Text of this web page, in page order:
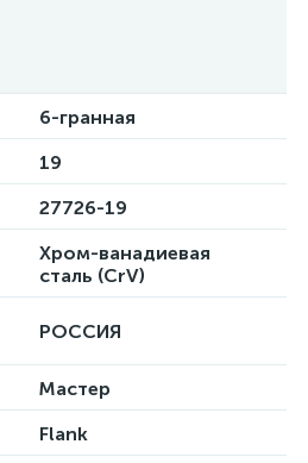
6-гранная
19
27726-19
Хром-ванадиевая
сталь (CrV)
РОССИЯ
Мастер
Flank